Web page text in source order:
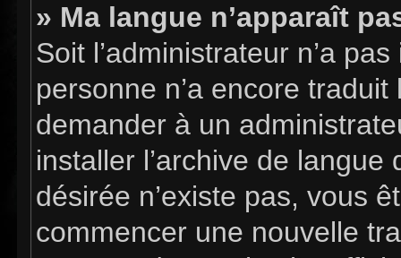
» Ma langue n’apparaît
Soit l’administrateur n’a
personne n’a encore
demander à un
installer l’archive de
désirée n’existe pas, vous
commencer une nouvelle